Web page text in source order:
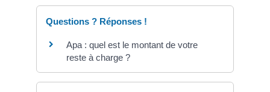
Questions ? Réponses !
Apa : quel est le montant de votre
reste à charge ?